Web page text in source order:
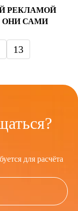
РЕКЛАМОЙ
ОНИ САМИ
13
для расчёта